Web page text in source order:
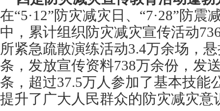
在“5·12”防灾减灾日、“7·28”防震
中，累计组织防灾减灾宣传活动
所紧急疏散演练活动3.4万余场，
条，发放宣传资料738万余份，发
条，超过37.5万人参加了基本技能
提升了广大人民群众的防灾减灾意